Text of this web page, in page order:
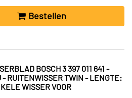
Bestellen
BOSCH 3 397 011 641 -
- RUITENWISSER TWIN - LENGTE:
WISSER VOOR